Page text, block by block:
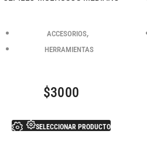
ACCESORIOS,
HERRAMIENTAS
$3000
SELECCIONAR PRODUCTO